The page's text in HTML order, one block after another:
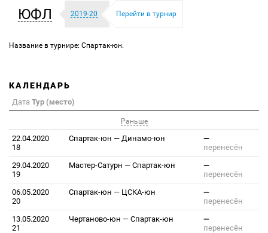
ЮФЛ 2019-20 Перейти в турнир
Название в турнире: Спартак-юн.
КАЛЕНДАРЬ
Дата Тур (место)
Раньше
22.04.2020
18
Спартак-юн — Динамо-юн
—
перенесён
29.04.2020
19
Мастер-Сатурн — Спартак-юн
—
перенесён
06.05.2020
20
Спартак-юн — ЦСКА-юн
—
перенесён
13.05.2020
21
Чертаново-юн — Спартак-юн
—
перенесён